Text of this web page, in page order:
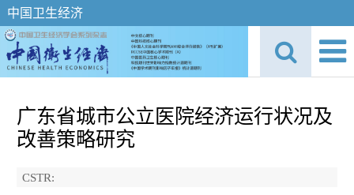
中国卫生经济
广东省城市公立医院经济运行状况及
改善策略研究
CSTR: